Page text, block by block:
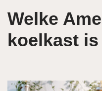
Welke
koelkast